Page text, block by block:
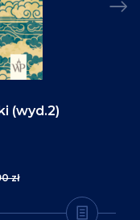
(wyd.2)
zł